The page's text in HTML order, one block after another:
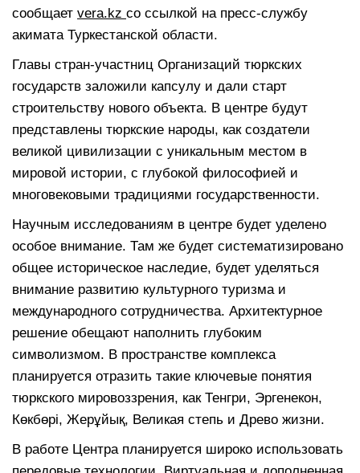
сообщает vera.kz со ссылкой на пресс-службу
акимата Туркестанской области.
Главы стран-участниц Организаций тюркских
государств заложили капсулу и дали старт
строительству нового объекта. В центре будут
представлены тюркские народы, как создатели
великой цивилизации с уникальным местом в
мировой истории, с глубокой философией и
многовековыми традициями государственности.
Научным исследованиям в центре будет уделено
особое внимание. Там же будет систематизировано
общее историческое наследие, будет уделяться
внимание развитию культурного туризма и
международного сотрудничества. Архитектурное
решение обещают наполнить глубоким
символизмом. В пространстве комплекса
планируется отразить такие ключевые понятия
тюркского мировоззрения, как Тенгри, Эргенекон,
Көкбөрi, Жерұйық, Великая степь и Древо жизни.
В работе Центра планируется широко использовать